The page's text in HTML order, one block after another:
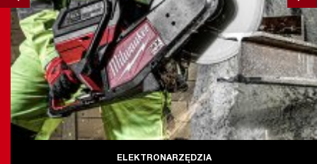
ELEKTRONARZĘDZIA